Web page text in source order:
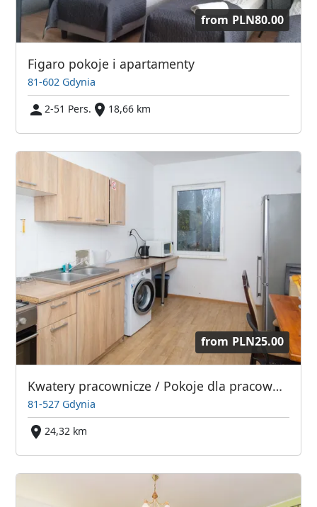
from PLN80.00
Figaro pokoje i apartamenty
81-602 Gdynia
2-51 Pers.
18,66 km
from PLN25.00
Kwatery pracownicze / Pokoje dla pracowników - Gdynia/Gdańsk
81-527 Gdynia
24,32 km